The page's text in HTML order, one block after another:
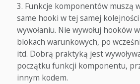
Funkcje komponentów muszą
same hooki w tej samej
wywołaniu. Nie wywołuj hooków
blokach warunkowych, po
itd. Dobrą praktyką jest
początku funkcji komponentu,
innym kodem.